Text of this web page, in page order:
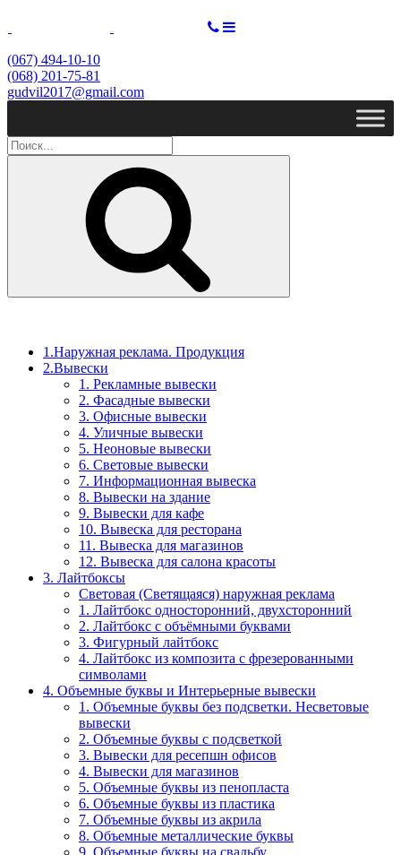
(067) 494-10-10
(068) 201-75-81
gudvil2017@gmail.com
Поиск
1.Наружная реклама. Продукция
2.Вывески
1. Рекламные вывески
2. Фасадные вывески
3. Офисные вывески
4. Уличные вывески
5. Неоновые вывески
6. Световые вывески
7. Информационная вывеска
8. Вывески на здание
9. Вывески для кафе
10. Вывеска для ресторана
11. Вывеска для магазинов
12. Вывеска для салона красоты
3. Лайтбоксы
Световая (Светящаяся) наружная реклама
1. Лайтбокс односторонний, двухсторонний
2. Лайтбокс с объёмными буквами
3. Фигурный лайтбокс
4. Лайтбокс из композита с фрезерованными
символами
4. Объемные буквы и Интерьерные вывески
1. Объемные буквы без подсветки. Несветовые
вывески
2. Объемные буквы с подсветкой
3. Вывески для ресепшн офисов
4. Вывески для магазинов
5. Объемные буквы из пенопласта
6. Объемные буквы из пластика
7. Объемные буквы из акрила
8. Объемные металлические буквы
9. Объемные буквы на свадьбу